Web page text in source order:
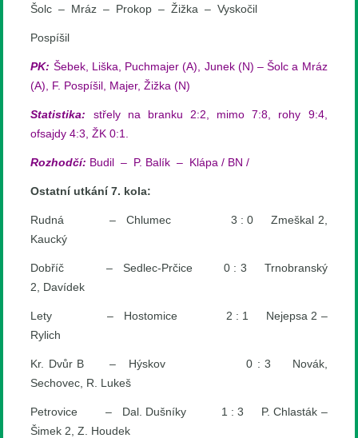
Šolc – Mráz – Prokop – Žižka – Vyskočil
Pospíšil
PK: Šebek, Liška, Puchmajer (A), Junek (N) – Šolc a Mráz
(A), F. Pospíšil, Majer, Žižka (N)
Statistika: střely na branku 2:2, mimo 7:8, rohy 9:4,
ofsajdy 4:3, ŽK 0:1.
Rozhodčí: Budil – P. Balík – Klápa / BN /
Ostatní utkání 7. kola:
Rudná – Chlumec 3 : 0 Zmeškal 2,
Kaucký
Dobříč – Sedlec-Prčice 0 : 3 Trnobranský
2, Davídek
Lety – Hostomice 2 : 1 Nejepsa 2 –
Rylich
Kr. Dvůr B – Hýskov 0 : 3 Novák,
Sechovec, R. Lukeš
Petrovice – Dal. Dušníky 1 : 3 P. Chlasták –
Šimek 2, Z. Houdek